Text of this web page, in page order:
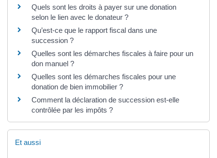
Quels sont les droits à payer sur une donation
selon le lien avec le donateur ?
Qu’est-ce que le rapport fiscal dans une
succession ?
Quelles sont les démarches fiscales à faire pour un
don manuel ?
Quelles sont les démarches fiscales pour une
donation de bien immobilier ?
Comment la déclaration de succession est-elle
contrôlée par les impôts ?
Et aussi